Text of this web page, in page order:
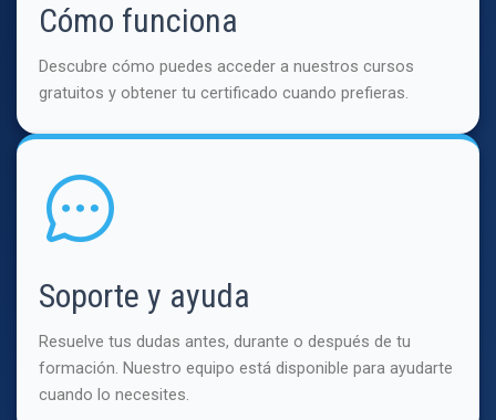
Cómo funciona
Descubre cómo puedes acceder a nuestros cursos
gratuitos y obtener tu certificado cuando prefieras.
Soporte y ayuda
Resuelve tus dudas antes, durante o después de tu
formación. Nuestro equipo está disponible para ayudarte
cuando lo necesites.